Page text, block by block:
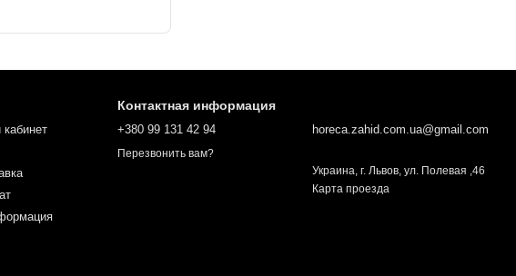
Контактная информация
+380 99 131 42 94
Перезвонить вам?
horeca.zahid.com.ua@gmail.com
Украина, г. Львов, ул. Полевая ,46
Карта проезда